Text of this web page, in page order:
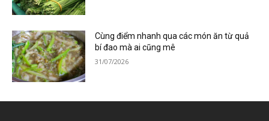
Cùng điểm nhanh qua các món ăn từ quả
bí đao mà ai cũng mê
31/07/2026